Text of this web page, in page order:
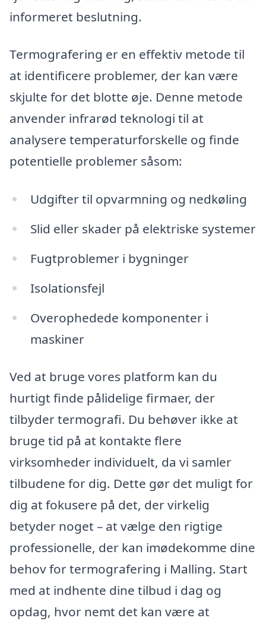
informeret beslutning.
Termografering er en effektiv metode til
at identificere problemer, der kan være
skjulte for det blotte øje. Denne metode
anvender infrarød teknologi til at
analysere temperaturforskelle og finde
potentielle problemer såsom:
Udgifter til opvarmning og nedkøling
Slid eller skader på elektriske systemer
Fugtproblemer i bygninger
Isolationsfejl
Overophedede komponenter i
maskiner
Ved at bruge vores platform kan du
hurtigt finde pålidelige firmaer, der
tilbyder termografi. Du behøver ikke at
bruge tid på at kontakte flere
virksomheder individuelt, da vi samler
tilbudene for dig. Dette gør det muligt for
dig at fokusere på det, der virkelig
betyder noget – at vælge den rigtige
professionelle, der kan imødekomme dine
behov for termografering i Malling. Start
med at indhente dine tilbud i dag og
opdag, hvor nemt det kan være at